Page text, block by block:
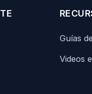
Guías
Videos